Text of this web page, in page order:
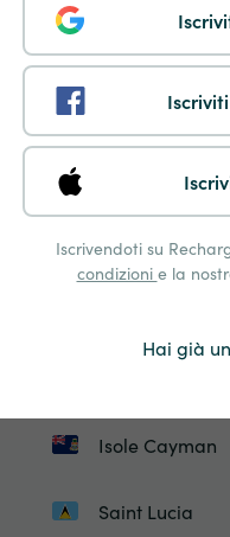
Iscrivendoti su
condizioni e la
Hai già
Giordania
Isole Cayman
Saint Lucia